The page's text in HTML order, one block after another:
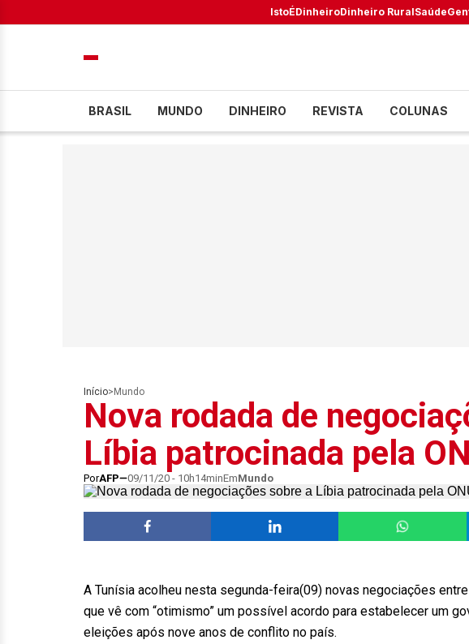
IstoÉDinheiroDinheiro RuralSaúde
BRASIL MUNDO DINHEIRO REVISTA COLUNAS
Início> Mundo
Nova rodada de
Líbia patrocinada pela
PorAFP 09/11/20 - 10h14minEmMundo
A Tunísia acolheu nesta segunda-feira(09) novas negociações
que vê com “otimismo” um possível acordo para estabelecer um
eleições após nove anos de conflito no país.